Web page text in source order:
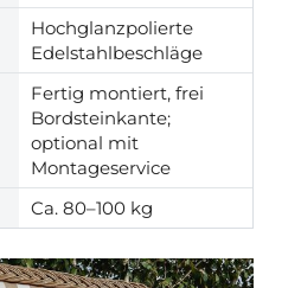
Hochglanzpolierte
Edelstahlbeschläge
Fertig montiert, frei
Bordsteinkante;
optional mit
Montageservice
Ca. 80–100 kg